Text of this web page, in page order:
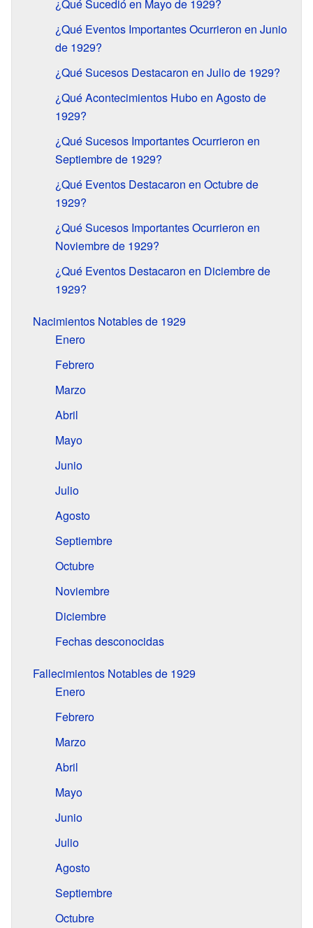
¿Qué Sucedió en Mayo de 1929?
¿Qué Eventos Importantes Ocurrieron en Junio
de 1929?
¿Qué Sucesos Destacaron en Julio de 1929?
¿Qué Acontecimientos Hubo en Agosto de
1929?
¿Qué Sucesos Importantes Ocurrieron en
Septiembre de 1929?
¿Qué Eventos Destacaron en Octubre de
1929?
¿Qué Sucesos Importantes Ocurrieron en
Noviembre de 1929?
¿Qué Eventos Destacaron en Diciembre de
1929?
Nacimientos Notables de 1929
Enero
Febrero
Marzo
Abril
Mayo
Junio
Julio
Agosto
Septiembre
Octubre
Noviembre
Diciembre
Fechas desconocidas
Fallecimientos Notables de 1929
Enero
Febrero
Marzo
Abril
Mayo
Junio
Julio
Agosto
Septiembre
Octubre